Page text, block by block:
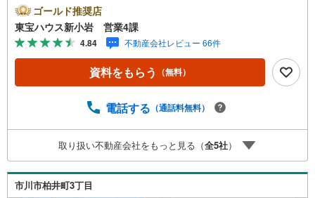
見学OK■営業時間内（9:00～20:00）はお電話でのご連絡が
スムーズです。ご自宅への送迎・最寄駅でのお待ち合わせ
等、お気軽にご相談ください。 選ばれる3つの「圧倒的メ
リット」 （1）【業界最低水準の提携住宅ローン】「他社
で断られた」「借入がある」方も独自審査で多数承認！優
遇金利と各種手数料0円でお得に。（2）【未来カレンダー
ュレーション。「月々いくらなら安心か」をプロが明確に
はありません。専属FPがお引渡し後も一生涯お守りしま
す。 Yahoo！不動産キャンペーン対象店舗 当店でのご成約
でPayPayボーナスがもらえるキャンペーン対象です！※必
ずYahoo！ JAPAN IDでログインの上お問い合わせくださ
い。
ゴールド推奨店
東宝ハウス新小岩 営業4課
4.84 不動産会社レビュー 66件
資料をもらう （無料）
電話する （通話料無料）
取り扱い不動産会社をもっと見る（全5社）
市川市柏井町3丁目